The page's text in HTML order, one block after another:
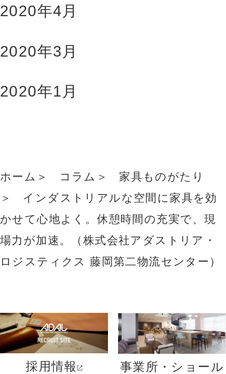
2020年4月
2020年3月
2020年1月
ホーム コラム
家具ものがたり
インダストリアルな空間に家具を効
かせて心地よく。休憩時間の充実で、現
場力が加速。（株式会社アダストリア・
ロジスティクス 藤岡第二物流センター）
採用情報
事業所・ショール